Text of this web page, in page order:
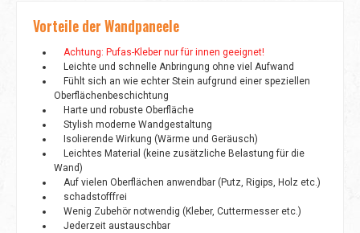
Vorteile der Wandpaneele
Achtung: Pufas-Kleber nur für innen geeignet!
Leichte und schnelle Anbringung ohne viel Aufwand
Fühlt sich an wie echter Stein aufgrund einer speziellen
Oberflächenbeschichtung
Harte und robuste Oberfläche
Stylish moderne Wandgestaltung
Isolierende Wirkung (Wärme und Geräusch)
Leichtes Material (keine zusätzliche Belastung für die
Wand)
Auf vielen Oberflächen anwendbar (Putz, Rigips, Holz etc.)
schadstofffrei
Wenig Zubehör notwendig (Kleber, Cuttermesser etc.)
Jederzeit austauschbar